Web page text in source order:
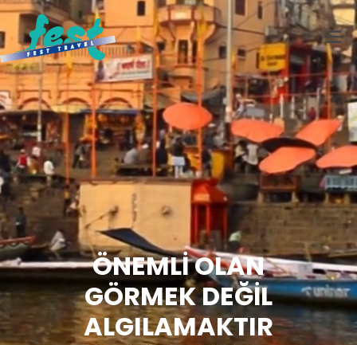
ÖNEMLİ OLAN
GÖRMEK DEĞİL
ALGILAMAKTIR